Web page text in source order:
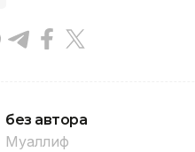
без автора
Муаллиф